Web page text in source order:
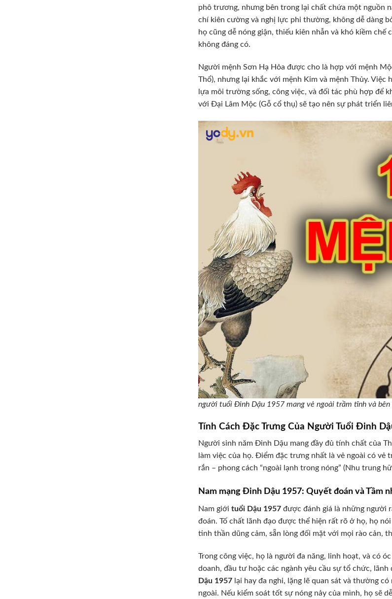
phô trương, nhưng bên trong lại chất chứa một nguồn
chí kiên cường và nghị lực phi thường, không dễ dàng
họ cũng dễ nóng giận, thiếu kiên nhẫn và khó kiềm
không đáng có.
Người mệnh Sơn Hạ Hỏa được cho là hợp với mệnh
Thổ), nhưng lại khắc với mệnh Kim và mệnh Thủy. Việc
lựa môi trường sống, công việc, và đối tác phù hợp để
với Đại Lâm Mộc (Gỗ cổ thụ) sẽ tạo nên sự phát triển
người tuổi Đinh Dậu 1957 mang vẻ ngoài trầm tĩnh và bên
Tính Cách Đặc Trưng Của Người Tuổi Đinh
Người sinh năm Đinh Dậu mang đầy đủ tính chất của
làm việc của họ. Điểm đặc trưng nhất là vẻ ngoài có
rắn – phong cách “ngoài lạnh trong nóng” (Nhu trung
Nam mạng Đinh Dậu 1957: Quyết đoán và Tầm
Nam giới tuổi Dậu 1957 được đánh giá là những người
đoán. Tố chất lãnh đạo được thể hiện rất rõ ở họ, họ
tinh thần dũng cảm, sẵn lòng đối mặt với mọi rào cản,
Trong công việc, họ là người đa năng, linh hoạt, và có
doanh, đầu tư hoặc các ngành yêu cầu sự tổ chức, lãnh
Dậu 1957 lại hay đa nghi, lặng lẽ quan sát và thường
ngoài. Nếu kiểm soát tốt sự nóng nảy của mình, họ sẽ